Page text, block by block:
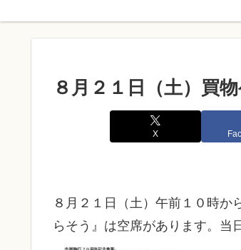
８月２１日（土）買
X
８月２１日（土）午前１０時
らそう』は空席があります。当